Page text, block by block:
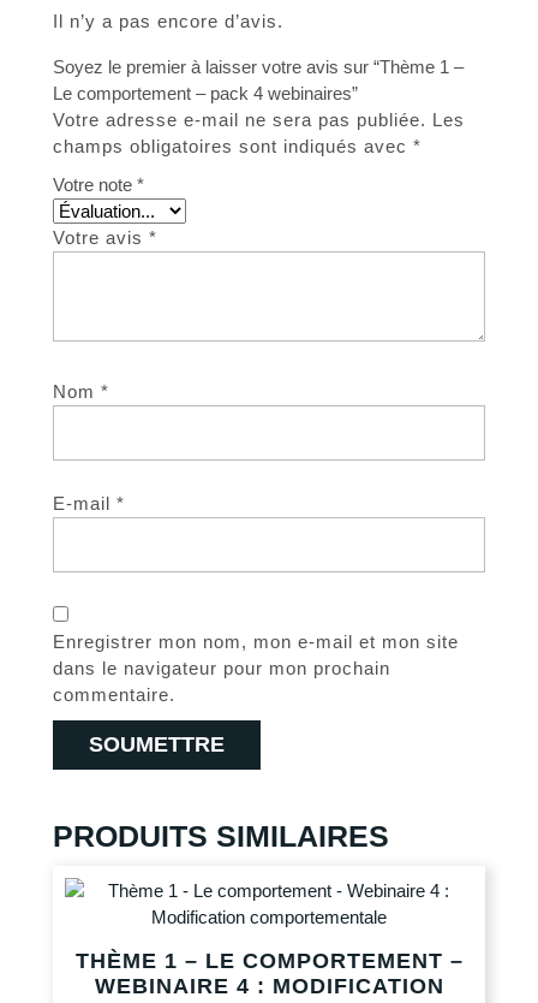
Il n’y a pas encore d’avis.
Soyez le premier à laisser votre avis sur “Thème 1 –
Le comportement – pack 4 webinaires”
Votre adresse e-mail ne sera pas publiée. Les
champs obligatoires sont indiqués avec *
Votre note *
Votre avis *
Nom *
E-mail *
Enregistrer mon nom, mon e-mail et mon site
dans le navigateur pour mon prochain
commentaire.
PRODUITS SIMILAIRES
THÈME 1 – LE COMPORTEMENT –
WEBINAIRE 4 : MODIFICATION